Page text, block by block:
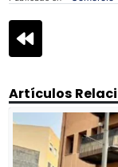
Navegación
de
Artículos